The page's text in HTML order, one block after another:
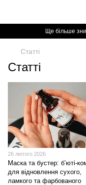
Ще більше
Статті
Статті
26 лютого 2026
Маска та бустер: б’юті-
для відновлення сухого,
ламкого та фарбованого